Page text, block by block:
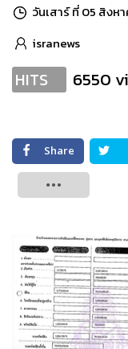
วันเสาร์ ที่ 05 สิงห
isranews
HITS 6550
Share